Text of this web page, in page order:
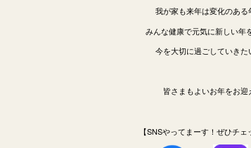
我が家も来年は変化のある
みんな健康で元気に新しい年
今を大切に過ごしていきた
皆さまもよいお年をお迎
【SNSやってまーす！ぜひチェ